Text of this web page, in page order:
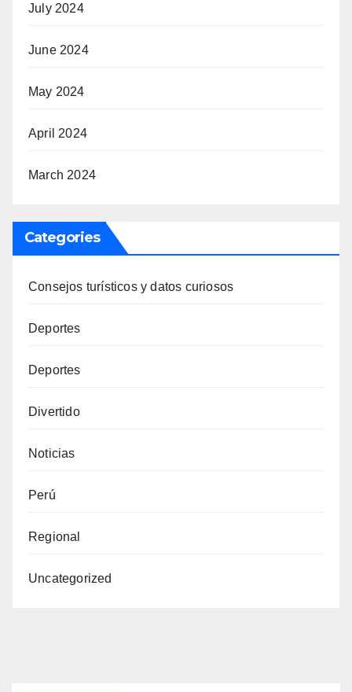
July 2024
June 2024
May 2024
April 2024
March 2024
Categories
Consejos turísticos y datos curiosos
Deportes
Deportes
Divertido
Noticias
Perú
Regional
Uncategorized